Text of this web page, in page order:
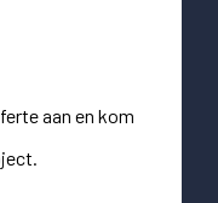
aan en kom